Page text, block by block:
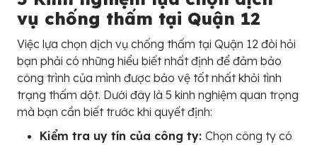
vụ chống thấm tại Quận 12
Việc lựa chọn dịch vụ chống thấm tại Quận 12 đòi hỏi
bạn phải có những hiểu biết nhất định để đảm bảo
công trình của mình được bảo vệ tốt nhất khỏi tình
trạng thấm dột. Dưới đây là 5 kinh nghiệm quan trọng
mà bạn cần biết trước khi quyết định:
Kiểm tra uy tín của công ty: Chọn công ty có